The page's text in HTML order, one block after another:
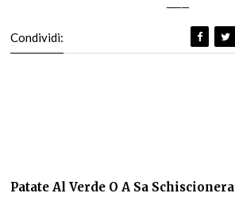
Condividi:
Patate Al Verde O A Sa Schiscionera